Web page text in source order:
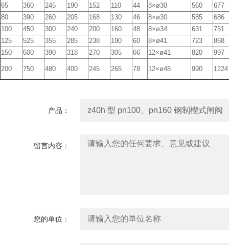
65
360 245 190 152 110 44 8×ø30 560
677
80
390 260 205 168 130 46 8×ø30 585
686
100
450 300 240 200 160 48 8×ø34 631
751
125
525 355 285 238 190 60 8×ø41 723
868
150
600 390 318 270 305 66 12×ø41 820 997
200 750 480 400 245 265 78 12×ø48 990 1224
产品：
留言内容：
您的单位：